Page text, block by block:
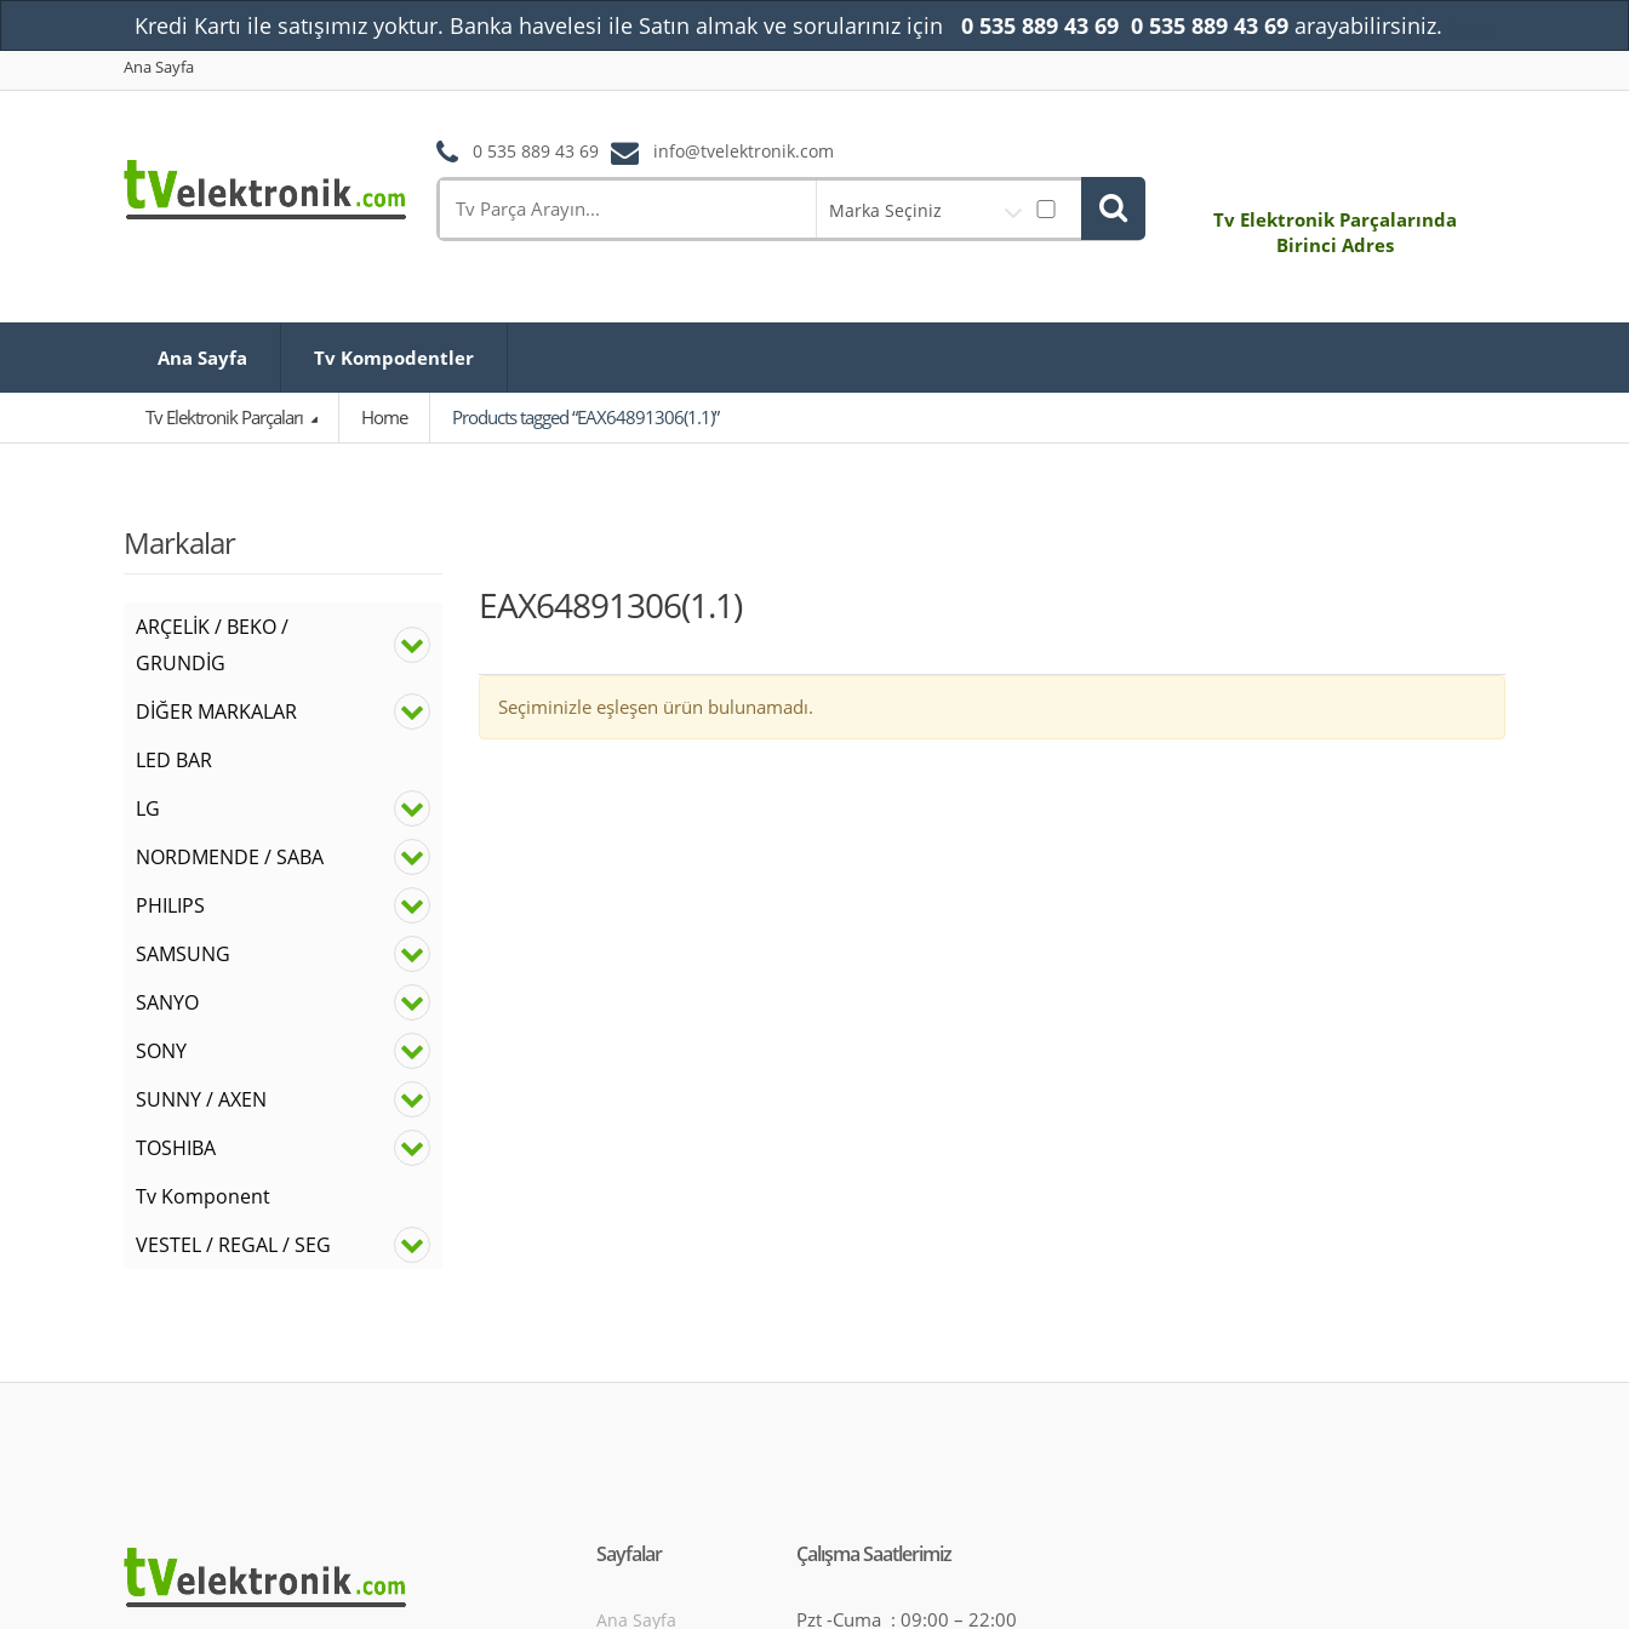
Ana Sayfa
0 535 889 43 69 info@tvelektronik.com
Marka Seçiniz
Tv Elektronik Parçalarında
Birinci Adres
Ana Sayfa Tv Kompodentler
Tv Elektronik Parçaları Home Products tagged “EAX64891306(1.1)”
EAX64891306(1.1)
Seçiminizle eşleşen ürün bulunamadı.
Markalar
ARÇELİK / BEKO /
GRUNDİG
DİĞER MARKALAR
LED BAR
LG
NORDMENDE / SABA
PHILIPS
SAMSUNG
SANYO
SONY
SUNNY / AXEN
TOSHIBA
Tv Komponent
VESTEL / REGAL / SEG
Sayfalar
Ana Sayfa
Çalışma Saatlerimiz
Pzt -Cuma : 09:00 – 22:00
Kredi Kartı ile satışımız yoktur. Banka havelesi ile Satın almak ve sorularınız için 0 535 889 43 69 0 535 889 43 69 arayabilirsiniz.